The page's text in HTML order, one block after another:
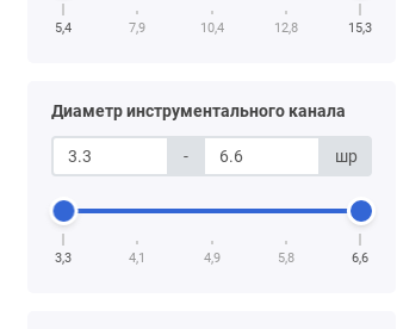
5,4 7,9 10,4 12,8 15,3
Диаметр инструментального канала
- шр
3,3 4,1 4,9 5,8 6,6